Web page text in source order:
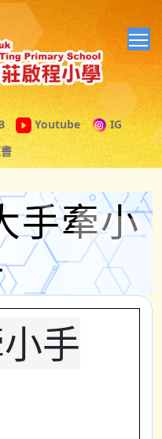
Youtube
IG
手牽小
手